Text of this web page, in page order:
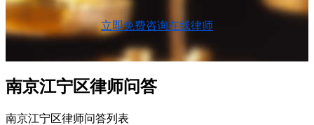
立即免费咨询在线律师
南京江宁区律师问答
南京江宁区律师问答列表